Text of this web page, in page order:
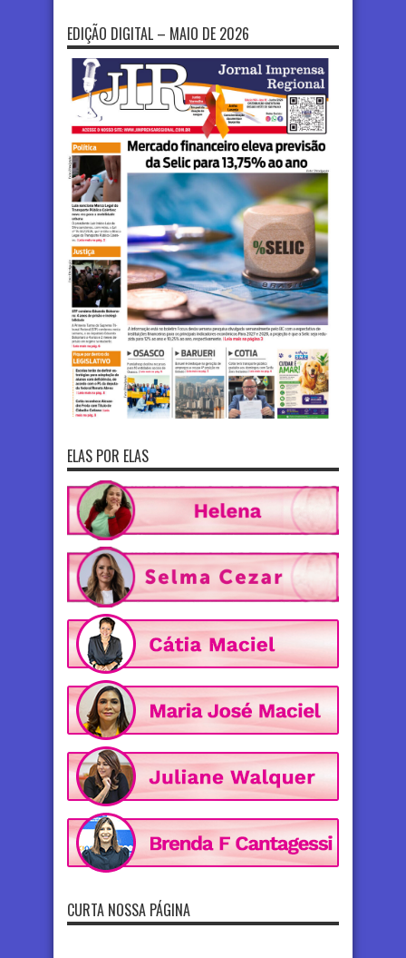
EDIÇÃO DIGITAL – MAIO DE 2026
ELAS POR ELAS
CURTA NOSSA PÁGINA